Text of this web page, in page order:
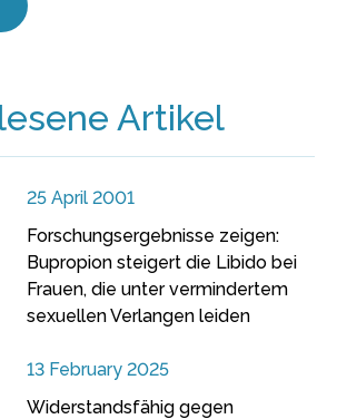
Artikel
25 April 2001
Forschungsergebnisse zeigen:
Bupropion steigert die Libido bei
Frauen, die unter vermindertem
sexuellen Verlangen leiden
13 February 2025
Widerstandsfähig gegen